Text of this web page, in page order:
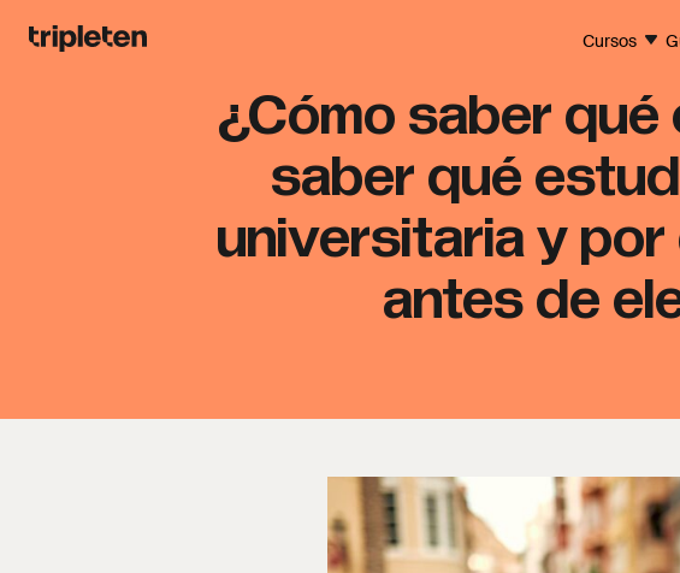
Cursos
¿Cómo saber
saber qué
universitaria y
antes de